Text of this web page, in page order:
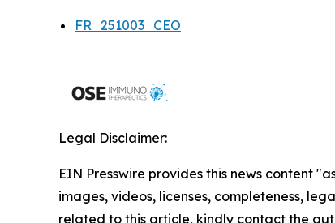
FR_251003_CEO
Legal Disclaimer:
EIN Presswire provides this news content
images, videos, licenses, completeness,
related to this article, kindly contact the